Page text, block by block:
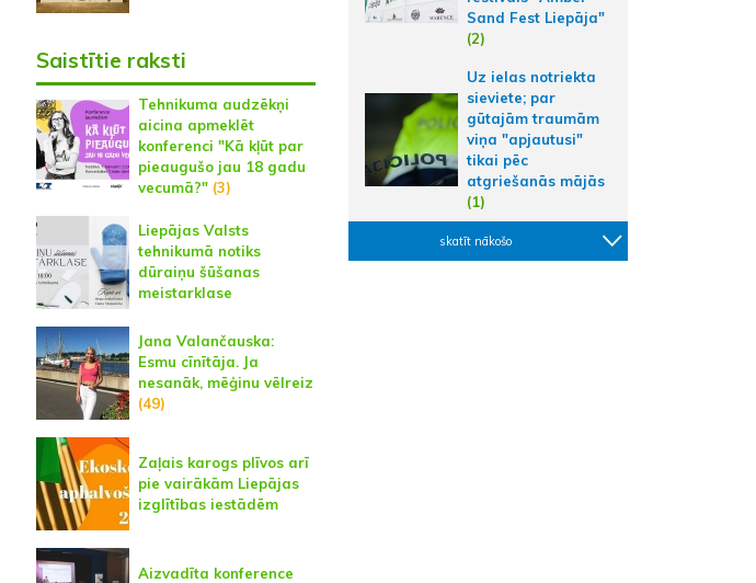
Saistītie raksti
Tehnikuma audzēkņi
aicina apmeklēt
konferenci "Kā kļūt par
pieaugušo jau 18 gadu
vecumā?"(3)
Liepājas Valsts
tehnikumā notiks
dūraiņu šūšanas
meistarklase
Jana Valančauska:
Esmu cīnītāja. Ja
nesanāk, mēģinu vēlreiz
(49)
Zaļais karogs plīvos arī
pie vairākām Liepājas
izglītības iestādēm
Aizvadīta konference
Sand Fest Liepāja"
(2)
Uz ielas notriekta
sieviete; par
gūtajām traumām
viņa "apjautusi"
tikai pēc
atgriešanās mājās
(1)
skatīt nākošo